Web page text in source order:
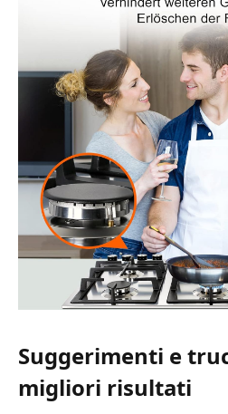
Suggerimenti e
migliori risultati